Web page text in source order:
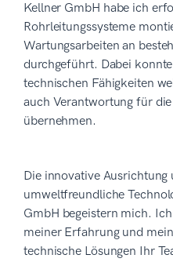
Kellner GmbH habe ich
Rohrleitungssysteme
Wartungsarbeiten an
durchgeführt. Dabei
technischen Fähigkeiten
auch Verantwortung für
übernehmen.
Die innovative
umweltfreundliche
GmbH begeistern mich.
meiner Erfahrung und
technische Lösungen Ihr